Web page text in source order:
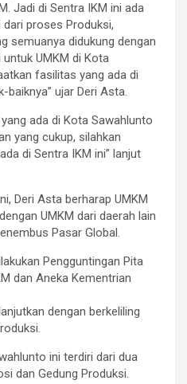
Jadi di Sentra IKM ini ada
proses Produksi,
semuanya didukung dengan
UMKM di Kota
fasilitas yang ada di
baiknya” ujar Deri Asta.
ada di Kota Sawahlunto
yang cukup, silahkan
di Sentra IKM ini” lanjut
Deri Asta berharap UMKM
UMKM dari daerah lain
Pasar Global.
Pengguntingan Pita
dan Aneka Kementrian
dengan berkeliling
ini terdiri dari dua
dan Gedung Produksi.